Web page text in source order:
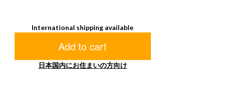
International shipping available
Add to cart
日本国内にお住まいの方向け